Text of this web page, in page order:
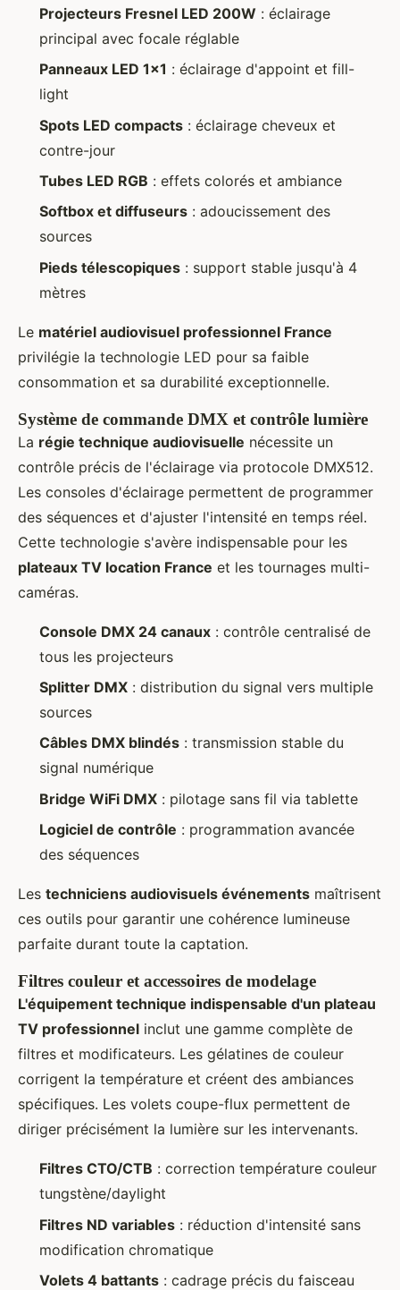
Projecteurs Fresnel LED 200W : éclairage
principal avec focale réglable
Panneaux LED 1x1 : éclairage d'appoint et fill-
light
Spots LED compacts : éclairage cheveux et
contre-jour
Tubes LED RGB : effets colorés et ambiance
Softbox et diffuseurs : adoucissement des
sources
Pieds télescopiques : support stable jusqu'à 4
mètres
Le matériel audiovisuel professionnel France
privilégie la technologie LED pour sa faible
consommation et sa durabilité exceptionnelle.
Système de commande DMX et contrôle lumière
La régie technique audiovisuelle nécessite un
contrôle précis de l'éclairage via protocole DMX512.
Les consoles d'éclairage permettent de programmer
des séquences et d'ajuster l'intensité en temps réel.
Cette technologie s'avère indispensable pour les
plateaux TV location France et les tournages multi-
caméras.
Console DMX 24 canaux : contrôle centralisé de
tous les projecteurs
Splitter DMX : distribution du signal vers multiple
sources
Câbles DMX blindés : transmission stable du
signal numérique
Bridge WiFi DMX : pilotage sans fil via tablette
Logiciel de contrôle : programmation avancée
des séquences
Les techniciens audiovisuels événements maîtrisent
ces outils pour garantir une cohérence lumineuse
parfaite durant toute la captation.
Filtres couleur et accessoires de modelage
L'équipement technique indispensable d'un plateau
TV professionnel inclut une gamme complète de
filtres et modificateurs. Les gélatines de couleur
corrigent la température et créent des ambiances
spécifiques. Les volets coupe-flux permettent de
diriger précisément la lumière sur les intervenants.
Filtres CTO/CTB : correction température couleur
tungstène/daylight
Filtres ND variables : réduction d'intensité sans
modification chromatique
Volets 4 battants : cadrage précis du faisceau